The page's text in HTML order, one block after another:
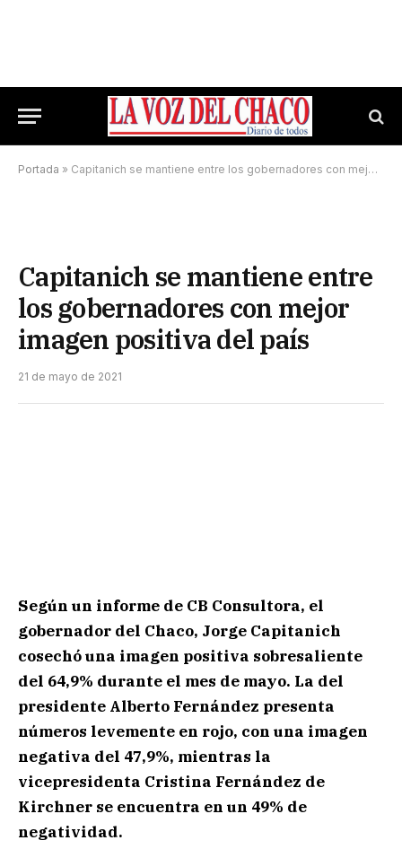
Portada » Capitanich se mantiene entre los gobernadores con mejor imagen positiva del país
Capitanich se mantiene entre
los gobernadores con mejor
imagen positiva del país
21 de mayo de 2021
Según un informe de CB Consultora, el
gobernador del Chaco, Jorge Capitanich
cosechó una imagen positiva sobresaliente
del 64,9% durante el mes de mayo. La del
presidente Alberto Fernández presenta
números levemente en rojo, con una imagen
negativa del 47,9%, mientras la
vicepresidenta Cristina Fernández de
Kirchner se encuentra en un 49% de
negatividad.